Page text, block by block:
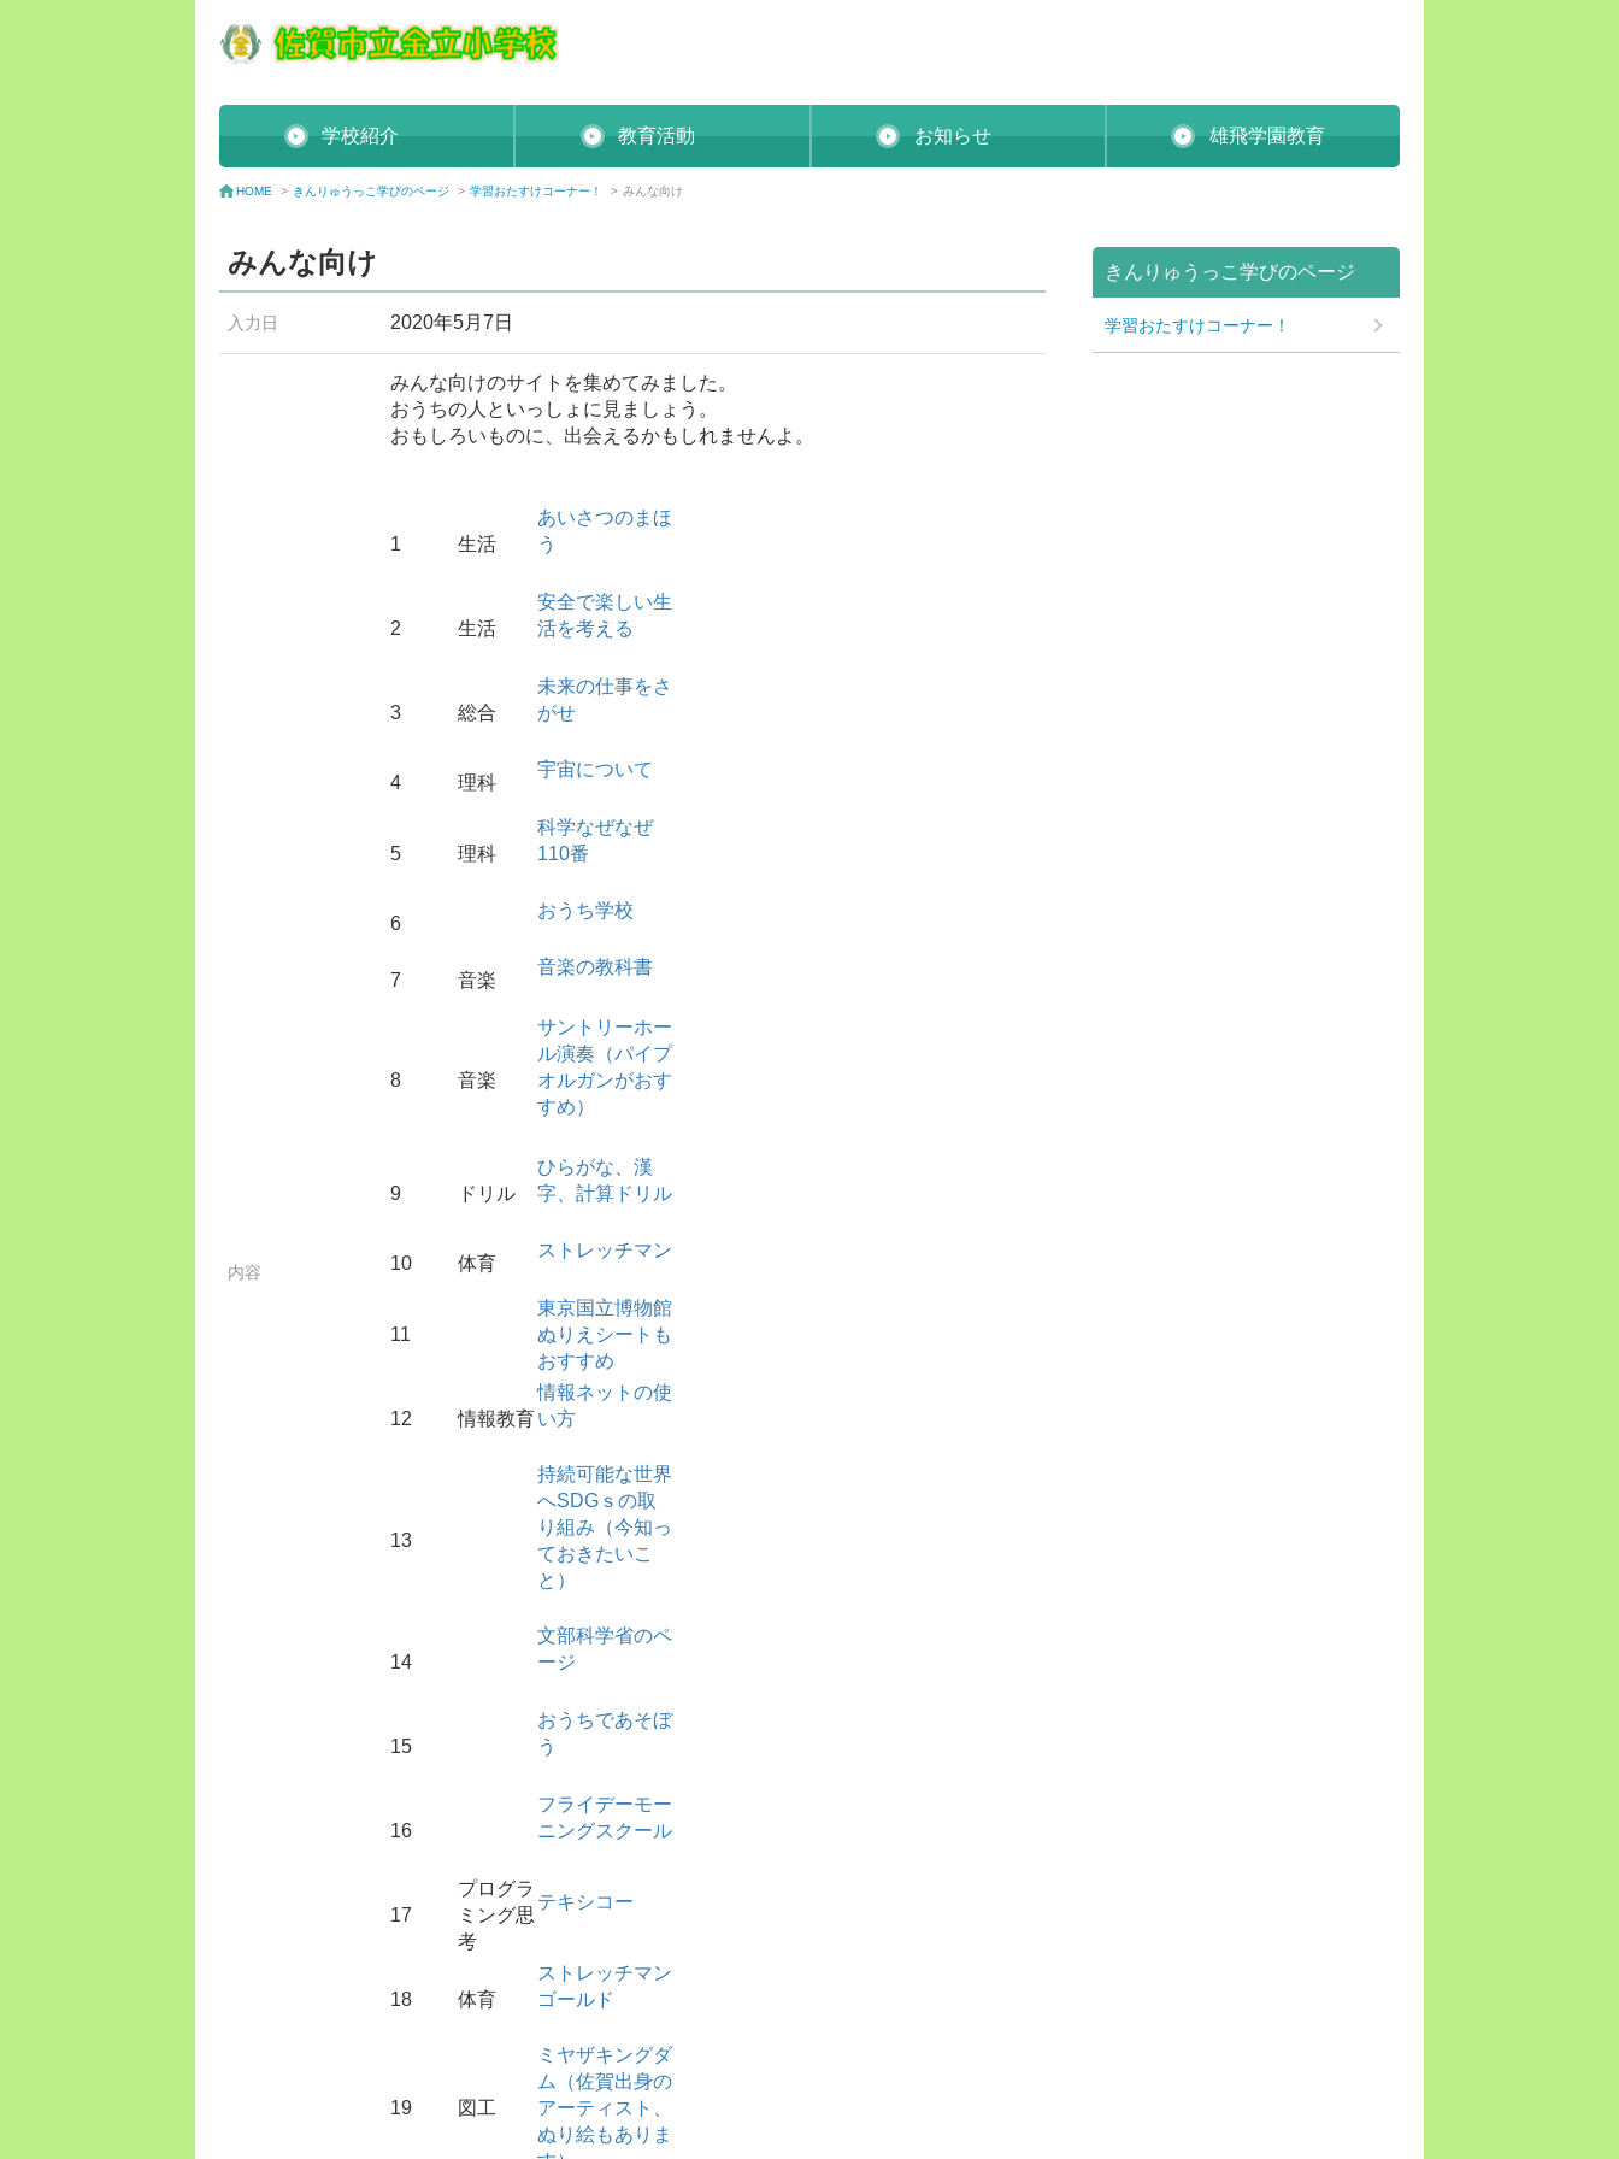
学校紹介 教育活動 お知らせ 雄飛学園教育
HOME > きんりゅうっこ学びのページ > 学習おたすけコーナー！ > みんな向け
みんな向け
入力日 2020年5月7日
内容
みんな向けのサイトを集めてみました。
おうちの人といっしょに見ましょう。
おもしろいものに、出会えるかもしれませんよ。
1 生活
あいさつのまほ
う
2 生活
安全で楽しい生
活を考える
3 総合
未来の仕事をさ
がせ
4 理科
宇宙について
5 理科
科学なぜなぜ
110番
6
おうち学校
7 音楽
音楽の教科書
8 音楽
サントリーホー
ル演奏（パイプ
オルガンがおす
すめ）
9 ドリル
ひらがな、漢
字、計算ドリル
10 体育
ストレッチマン
11
東京国立博物館
ぬりえシートも
おすすめ
12 情報教育
情報ネットの使
い方
13
持続可能な世界
へSDGｓの取
り組み（今知っ
ておきたいこ
と）
14
文部科学省のペ
ージ
15
おうちであそぼ
う
16
フライデーモー
ニングスクール
17
プログラ
ミング思
考
テキシコー
18 体育
ストレッチマン
ゴールド
19 図工
ミヤザキングダ
ム（佐賀出身の
アーティスト、
ぬり絵もありま
きんりゅうっこ学びのページ
学習おたすけコーナー！